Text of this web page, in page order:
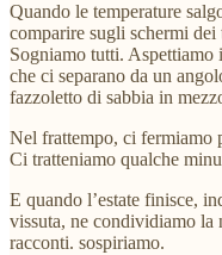
Quando le temperature
comparire sugli schermi
Sogniamo tutti. Aspettiamo
che ci separano da un
fazzoletto di sabbia in
Nel frattempo, ci fermiamo
Ci tratteniamo qualche
E quando l’estate finisce,
vissuta, ne condividiamo la
racconti. sospiriamo.